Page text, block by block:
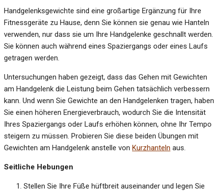
Handgelenksgewichte sind eine großartige Ergänzung für Ihre
Fitnessgeräte zu Hause, denn Sie können sie genau wie Hanteln
verwenden, nur dass sie um Ihre Handgelenke geschnallt werden.
Sie können auch während eines Spaziergangs oder eines Laufs
getragen werden.
Untersuchungen haben gezeigt, dass das Gehen mit Gewichten
am Handgelenk die Leistung beim Gehen tatsächlich verbessern
kann. Und wenn Sie Gewichte an den Handgelenken tragen, haben
Sie einen höheren Energieverbrauch, wodurch Sie die Intensität
Ihres Spaziergangs oder Laufs erhöhen können, ohne Ihr Tempo
steigern zu müssen. Probieren Sie diese beiden Übungen mit
Gewichten am Handgelenk anstelle von Kurzhanteln aus.
Seitliche Hebungen
Stellen Sie Ihre Füße hüftbreit auseinander und legen Sie